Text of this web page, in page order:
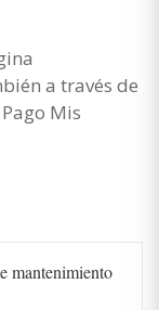
a través de
Mis
mantenimiento